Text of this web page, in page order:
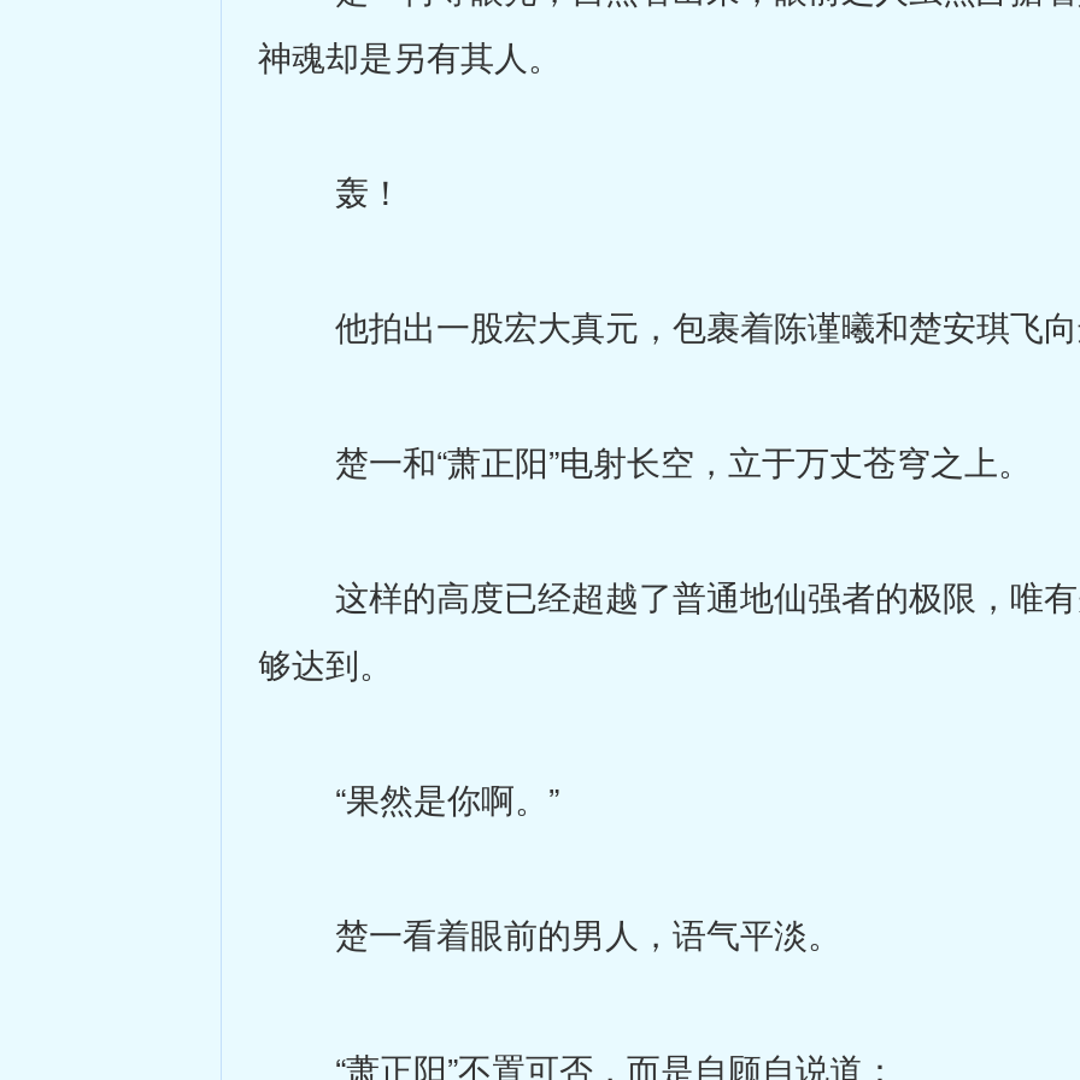
神魂却是另有其人。
轰！
他拍出一股宏大真元，包裹着陈谨曦和楚安琪飞
楚一和“萧正阳”电射长空，立于万丈苍穹之上。
这样的高度已经超越了普通地仙强者的极限，唯有
够达到。
“果然是你啊。”
楚一看着眼前的男人，语气平淡。
“萧正阳”不置可否，而是自顾自说道：